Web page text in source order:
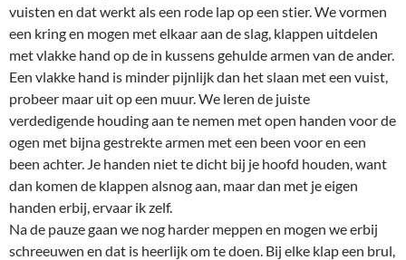
vuisten en dat werkt als een rode lap op een stier. We vormen
een kring en mogen met elkaar aan de slag, klappen uitdelen
met vlakke hand op de in kussens gehulde armen van de ander.
Een vlakke hand is minder pijnlijk dan het slaan met een vuist,
probeer maar uit op een muur. We leren de juiste
verdedigende houding aan te nemen met open handen voor de
ogen met bijna gestrekte armen met een been voor en een
been achter. Je handen niet te dicht bij je hoofd houden, want
dan komen de klappen alsnog aan, maar dan met je eigen
handen erbij, ervaar ik zelf.
Na de pauze gaan we nog harder meppen en mogen we erbij
schreeuwen en dat is heerlijk om te doen. Bij elke klap een brul,